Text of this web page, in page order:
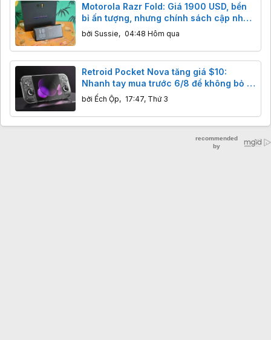
Motorola Razr Fold: Giá 1900 USD, bền
bỉ ấn tượng, nhưng chính sách cập nhật
có đáng lo?
bởi Sussie, 04:48 Hôm qua
Retroid Pocket Nova tăng giá $10:
Nhanh tay mua trước 6/8 để không bỏ lỡ
giá cũ.
bởi Ếch Ộp, 17:47, Thứ 3